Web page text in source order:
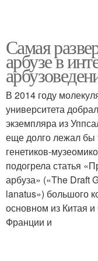
Самая
арбузе в
В 2014 году
университета
экземпляра из
еще долго лежал бы
генетиков-
подогрела статья
арбуза» («The Draft
lanatus») большого
основном из Китая
Франции и